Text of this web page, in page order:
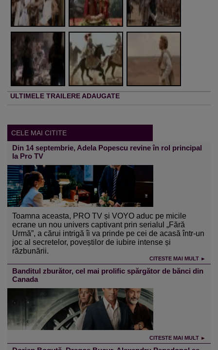
ULTIMELE TRAILERE ADAUGATE
CELE MAI CITITE
Din 14 septembrie, Adela Popescu revine în rol principal
la Pro TV
Toamna aceasta, PRO TV și VOYO aduc pe micile
ecrane un nou univers captivant prin serialul „Fără
Urmă”, a cărui intrigă îi va prinde pe cei de acasă într-un
joc al secretelor, poveștilor de iubire intense și
răzbunării.
CITESTE MAI MULT ►
Banditul zburător, cel mai prolific spărgător de bănci din
Canada
CITESTE MAI MULT ►